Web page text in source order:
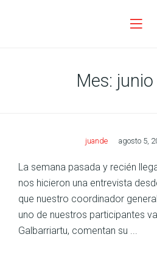
Mes:
juande agosto 5,
La semana pasada y recién
nos hicieron una entrevista
que nuestro coordinador
uno de nuestros participantes
Galbarriartu, comentan su ...